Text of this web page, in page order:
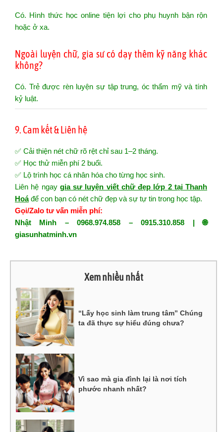
Có. Hình thức học online tiện lợi cho phụ huynh bận rộn
hoặc ở xa.
Ngoài luyện chữ, gia sư có dạy thêm kỹ năng khác
không?
Có. Trẻ được rèn luyện sự tập trung, óc thẩm mỹ và tính
kỷ luật.
9. Cam kết & Liên hệ
✅ Cải thiện nét chữ rõ rệt chỉ sau 1–2 tháng.
✅ Học thử miễn phí 2 buổi.
✅ Lộ trình học cá nhân hóa cho từng học sinh.
Liên hệ ngay gia sư luyện viết chữ đẹp lớp 2 tại Thanh
Hoáđể con bạn có nét chữ đẹp và sự tự tin trong học tập.
Gọi/Zalo tư vấn miễn phí:
Nhật Minh – 0968.974.858 – 0915.310.858 | 🌐
giasunhatminh.vn
Xem nhiều nhất
“Lấy học sinh làm trung tâm” Chúng
ta đã thực sự hiểu đúng chưa?
Vì sao mà gia đình lại là nơi tích
phước nhanh nhất?